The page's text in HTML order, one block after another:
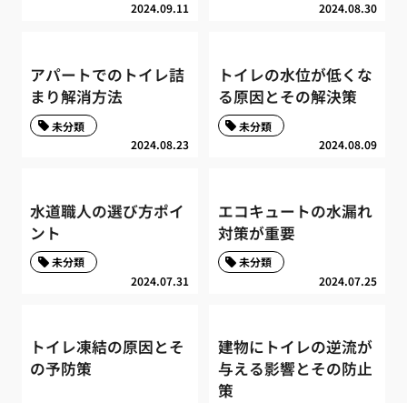
2024.09.11 2024.08.30
アパートでのトイレ詰
まり解消方法
2024.08.23
未分類
トイレの水位が低くな
る原因とその解決策
2024.08.09
未分類
水道職人の選び方ポイ
ント
2024.07.31
未分類
エコキュートの水漏れ
対策が重要
2024.07.25
未分類
トイレ凍結の原因とそ
の予防策
建物にトイレの逆流が
与える影響とその防止
策